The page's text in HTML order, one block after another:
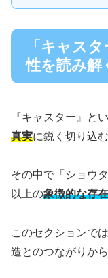
「キャス
性を読み解
『キャスター』と
真実に鋭く切り込
その中で「ショウ
以上の象徴的な存在
このセクションで
造とのつながりか